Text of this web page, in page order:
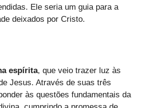
Ele seria um guia para a
deixados por Cristo.
espírita, que veio trazer luz às
Jesus. Através de suas três
às questões fundamentais da